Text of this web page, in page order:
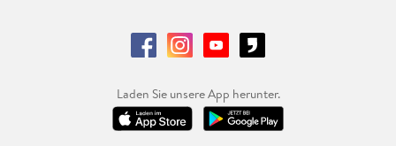
Laden Sie unsere App herunter.